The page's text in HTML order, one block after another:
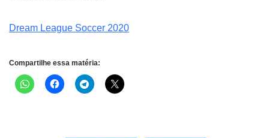
Dream League Soccer 2020
Compartilhe essa matéria: